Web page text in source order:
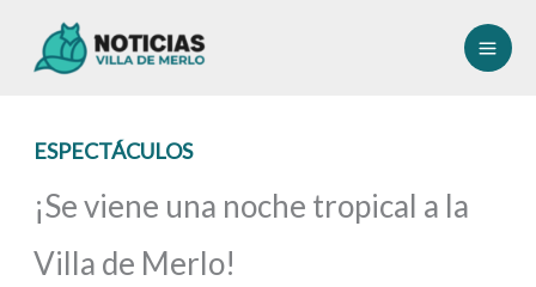
ESPECTÁCULOS
¡Se viene una noche tropical a la
Villa de Merlo!